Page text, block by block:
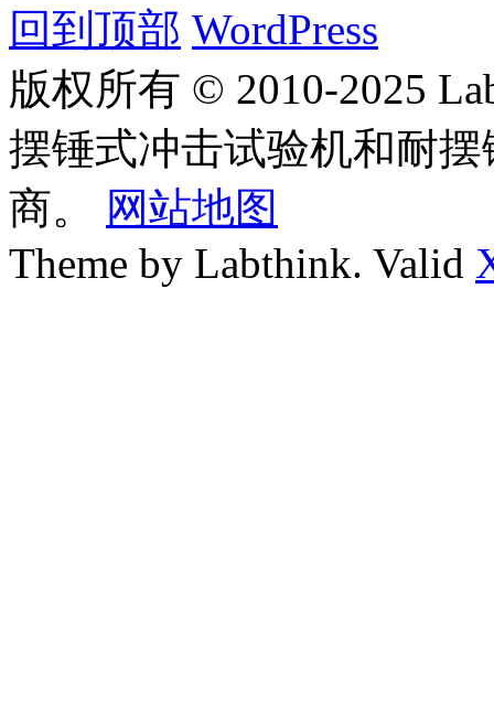
回到顶部 WordPress
版权所有 © 2010-2025
摆锤式冲击试验机和耐
商。
网站地图
Theme by Labthink. Valid